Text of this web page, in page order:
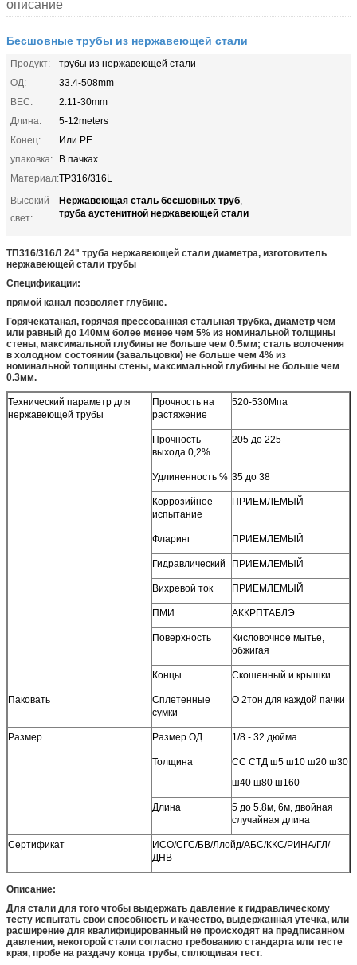
описание
Бесшовные трубы из нержавеющей стали
Продукт:
трубы из нержавеющей стали
ОД:
33.4-508mm
ВЕС:
2.11-30mm
Длина:
5-12meters
Конец:
Или PE
упаковка:
В пачках
Материал:TP316/316L
Высокий
свет:
Нержавеющая сталь бесшовных труб,
труба аустенитной нержавеющей стали
ТП316/316Л 24" труба нержавеющей стали диаметра, изготовитель
нержавеющей стали трубы
Спецификации:
прямой канал позволяет глубине.
Горячекатаная, горячая прессованная стальная трубка, диаметр чем
или равный до 140мм более менее чем 5% из номинальной толщины
стены, максимальной глубины не больше чем 0.5мм; сталь волочения
в холодном состоянии (завальцовки) не больше чем 4% из
номинальной толщины стены, максимальной глубины не больше чем
0.3мм.
Технический параметр для
нержавеющей трубы
Прочность на
растяжение
520-530Мпа
Прочность
выхода 0,2%
205 до 225
Удлиненность % 35 до 38
Коррозийное
испытание
ПРИЕМЛЕМЫЙ
Фларинг ПРИЕМЛЕМЫЙ
Гидравлический ПРИЕМЛЕМЫЙ
Вихревой ток ПРИЕМЛЕМЫЙ
ПМИ АККРПТАБЛЭ
Поверхность
Кисловочное мытье,
обжигая
Концы Скошенный и крышки
Паковать
Сплетенные
сумки
О 2тон для каждой пачки
Размер Размер ОД 1/8 - 32 дюйма
Толщина
СС СТД ш5 ш10 ш20 ш30
ш40 ш80 ш160
Длина
5 до 5.8м, 6м, двойная
случайная длина
Сертификат
ИСО/СГС/БВ/Ллойд/АБС/ККС/РИНА/ГЛ/
ДНВ
Описание:
Для стали для того чтобы выдержать давление к гидравлическому
тесту испытать свои способность и качество, выдержанная утечка, или
расширение для квалифицированный не происходят на предписанном
давлении, некоторой стали согласно требованию стандарта или тесте
края, пробе на раздачу конца трубы, сплющивая тест.